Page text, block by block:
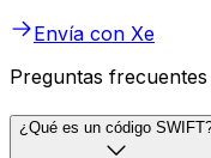
Envía con Xe
Preguntas
¿Qué es un código